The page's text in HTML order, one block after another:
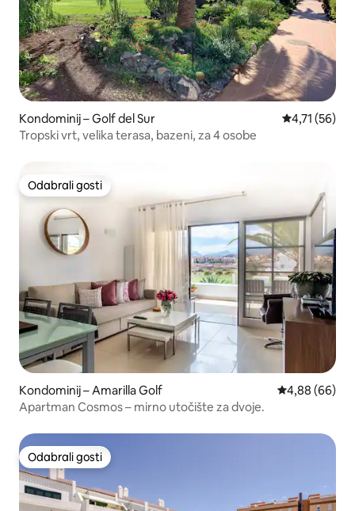
Kondominij – Golf del Sur Prosječna
4,71 (56)
Tropski vrt, velika terasa, bazeni, za 4 osobe
Odabrali gosti
Odabrali gosti
Kondominij – Amarilla Golf Prosječna
4,88 (66)
Apartman Cosmos – mirno utočište za dvoje.
Odabrali gosti
Odabrali gosti